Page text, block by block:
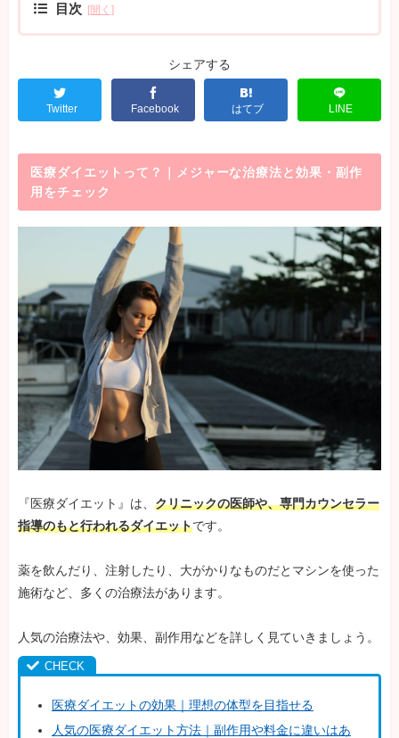
目次
シェアする
Twitter Facebook はてブ LINE
医療ダイエットって？｜メジャーな治療法と効果・副作
用をチェック
『医療ダイエット』は、 クリニックの医師や、専門カウンセラー
指導のもと行われるダイエットです。
薬を飲んだり、注射したり、大がかりなものだとマシンを使った
施術など、多くの治療法があります。
人気の治療法や、効果、副作用などを詳しく見ていきましょう。
医療ダイエットの効果｜理想の体型を目指せる
人気の医療ダイエット方法｜副作用や料金に違いはあ